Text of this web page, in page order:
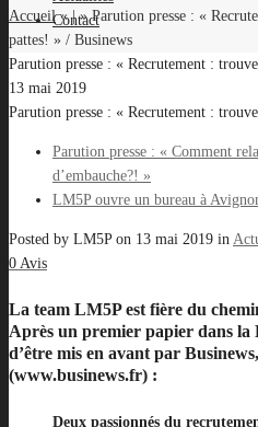
Contact
Accueil« | »Parution presse : «
pattes! » / Businews
Parution presse : « Recrutement :
13 mai 2019
Parution presse : « Recrutement :
Parution presse : « Comment
d’embauche?! »
LM5P ouvre un bureau à
Posted by LM5Pon 13 mai 2019 in
0 Avis
La team LM5P est fière du
Après un premier papier dans la
d’être mis en avant par
(www.businews.fr) :
Deux passionnés du